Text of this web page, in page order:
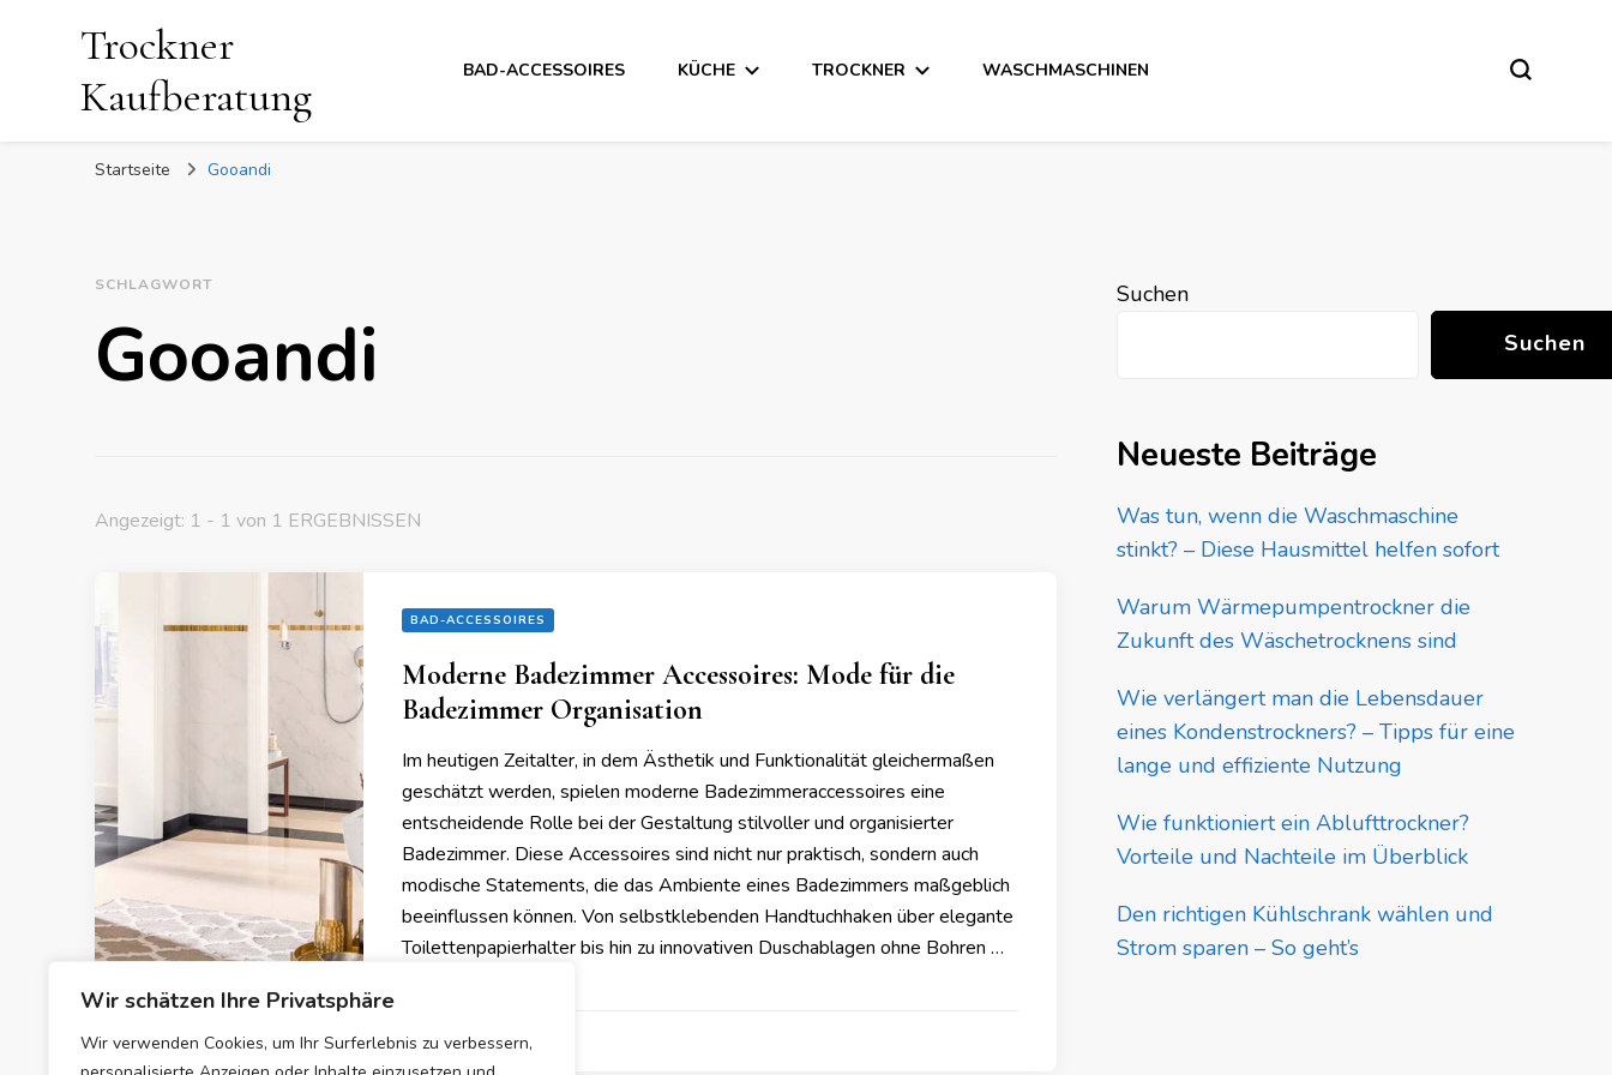
Wir schätzen Ihre Privatsphäre
Wir verwenden Cookies, um Ihr Surferlebnis zu verbessern,
Trockner
Kaufberatung
BAD-ACCESSOIRES KÜCHE TROCKNER WASCHMASCHINEN
Startseite Gooandi
SCHLAGWORT
Gooandi
Angezeigt: 1 - 1 von 1 ERGEBNISSEN
BAD-ACCESSOIRES
Moderne Badezimmer Accessoires: Mode für die
Badezimmer Organisation
Im heutigen Zeitalter, in dem Ästhetik und Funktionalität gleichermaßen
geschätzt werden, spielen moderne Badezimmeraccessoires eine
entscheidende Rolle bei der Gestaltung stilvoller und organisierter
Badezimmer. Diese Accessoires sind nicht nur praktisch, sondern auch
modische Statements, die das Ambiente eines Badezimmers maßgeblich
beeinflussen können. Von selbstklebenden Handtuchhaken über elegante
Toilettenpapierhalter bis hin zu innovativen Duschablagen ohne Bohren …
15/02/2024
Suchen
Suchen
Neueste Beiträge
Was tun, wenn die Waschmaschine
stinkt? – Diese Hausmittel helfen sofort
Warum Wärmepumpentrockner die
Zukunft des Wäschetrocknens sind
Wie verlängert man die Lebensdauer
eines Kondenstrockners? – Tipps für eine
lange und effiziente Nutzung
Wie funktioniert ein Ablufttrockner?
Vorteile und Nachteile im Überblick
Den richtigen Kühlschrank wählen und
Strom sparen – So geht’s